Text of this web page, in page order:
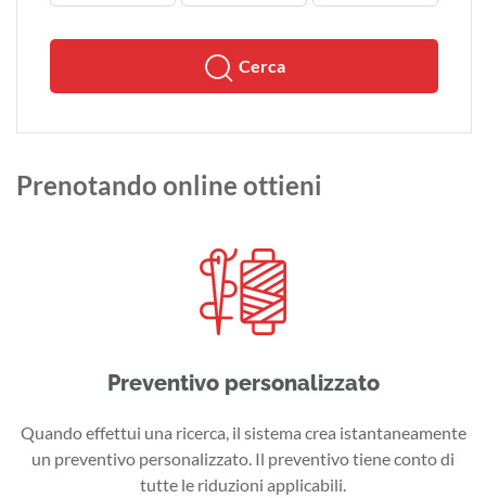
Cerca
Prenotando online ottieni
Preventivo personalizzato
Quando effettui una ricerca, il sistema crea istantaneamente
un preventivo personalizzato. Il preventivo tiene conto di
tutte le riduzioni applicabili.